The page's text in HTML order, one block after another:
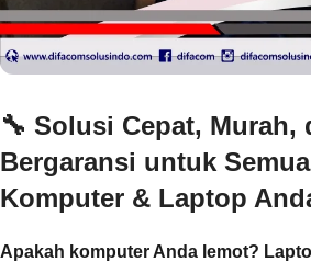
🔧 Solusi Cepat, Murah,
Bergaransi untuk
Komputer & Laptop
Apakah komputer Anda lemot?